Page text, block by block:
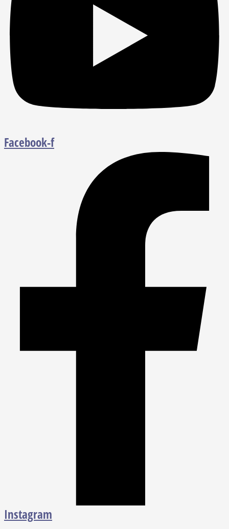
Facebook-f
Instagram